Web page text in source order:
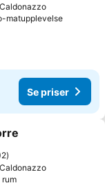
matupplevelse
Se priser
Favoriter
rum